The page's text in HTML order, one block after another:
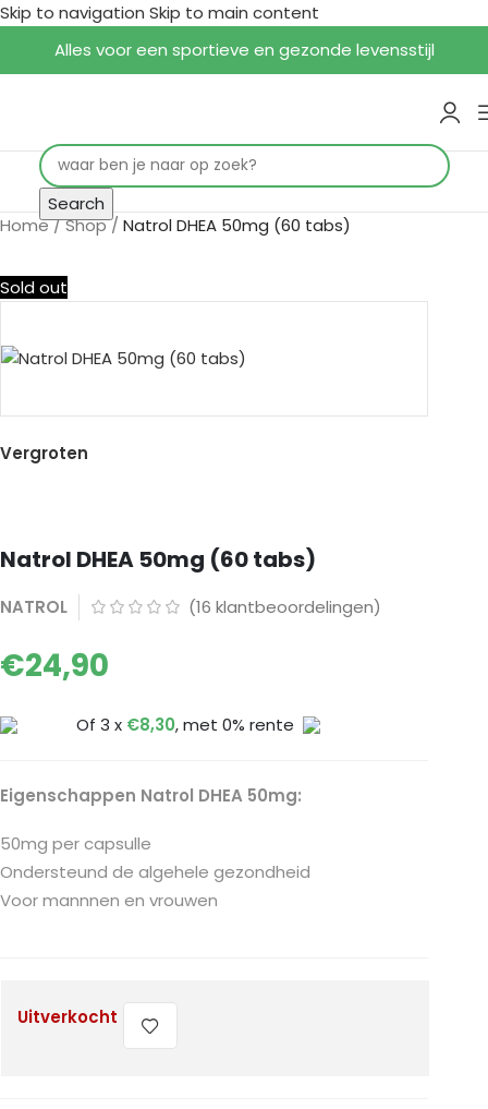
Skip to navigation Skip to main content
Alles voor een sportieve en gezonde levensstijl
Search
Home/Shop/ Natrol DHEA 50mg (60 tabs)
Sold out
Vergroten
Natrol DHEA 50mg (60 tabs)
NATROL (16 klantbeoordelingen)
€24,90
Of 3 x €8,30, met 0% rente
Eigenschappen Natrol DHEA 50mg:
50mg per capsulle
Ondersteund de algehele gezondheid
Voor mannnen en vrouwen
Uitverkocht